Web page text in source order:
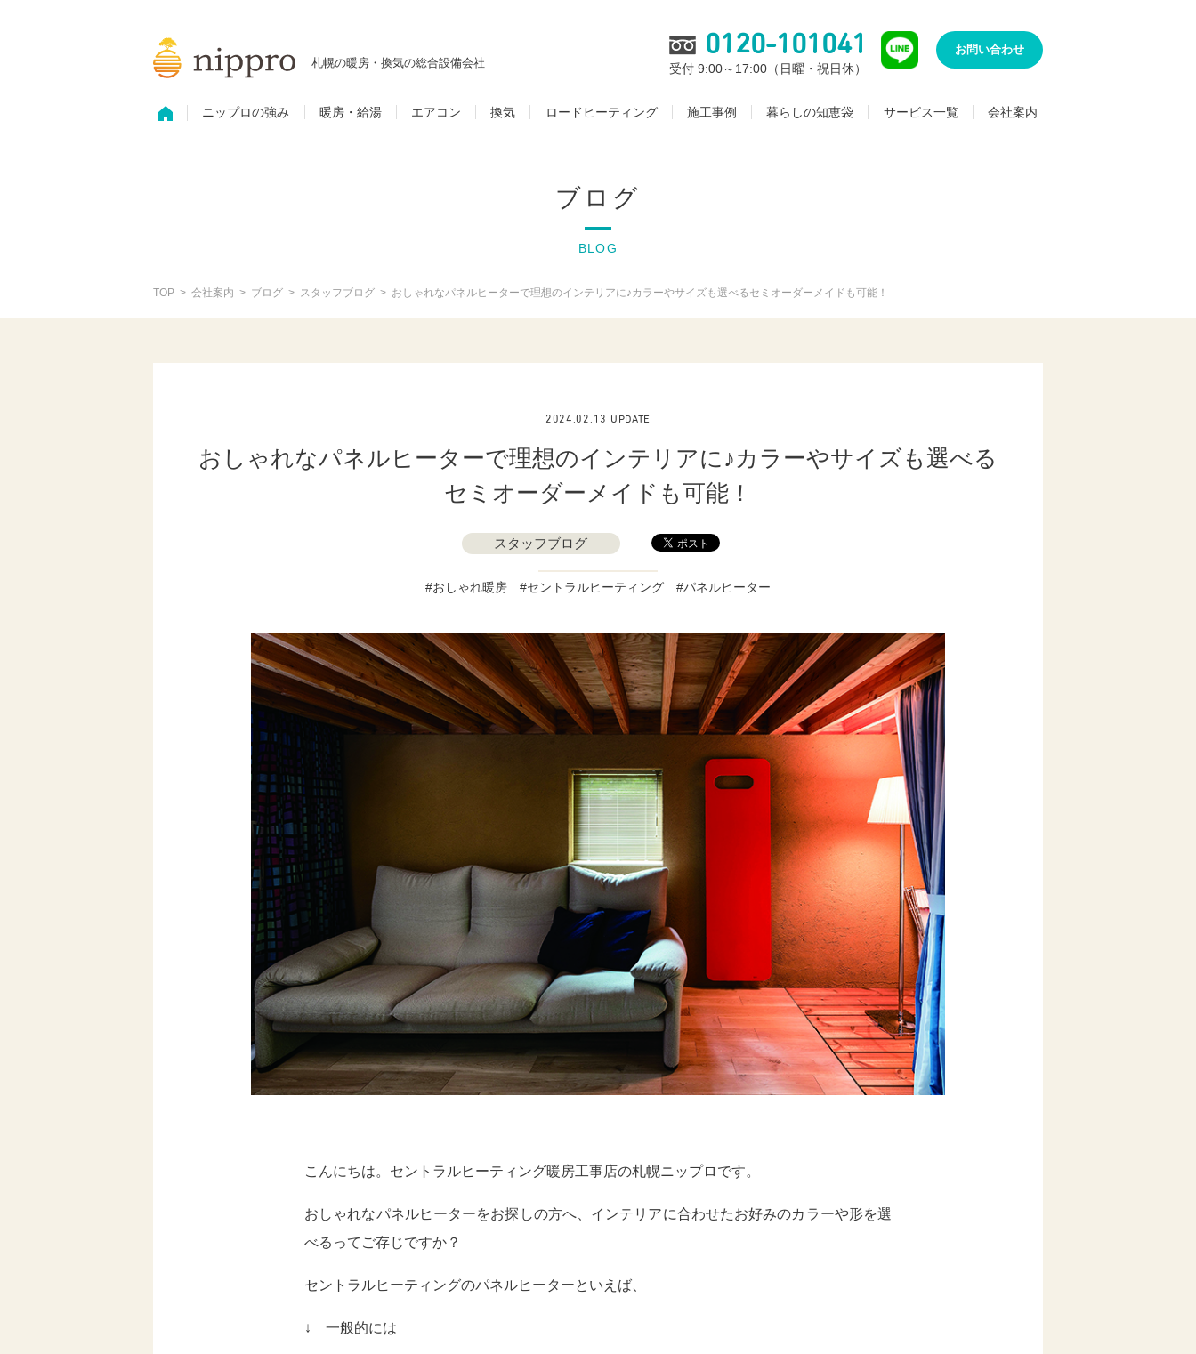
札幌の暖房・換気の総合設備会社
0120-101041
受付 9:00～17:00（日曜・祝日休）
お問い合わせ
ニップロの強み 暖房・給湯 エアコン 換気 ロードヒーティング 施工事例 暮らしの知恵袋 サービス一覧 会社案内
ブログ
BLOG
TOP 会社案内 ブログ スタッフブログ おしゃれなパネルヒーターで理想のインテリアに♪カラーやサイズも選べるセミオーダーメイドも可能！
2024.02.13 UPDATE
おしゃれなパネルヒーターで理想のインテリアに♪カラーやサイズも選べる
セミオーダーメイドも可能！
スタッフブログ
おしゃれ暖房 セントラルヒーティング パネルヒーター
こんにちは。セントラルヒーティング暖房工事店の札幌ニップロです。
おしゃれなパネルヒーターをお探しの方へ、インテリアに合わせたお好みのカラーや形を選
べるってご存じですか？
セントラルヒーティングのパネルヒーターといえば、
↓ 一般的には